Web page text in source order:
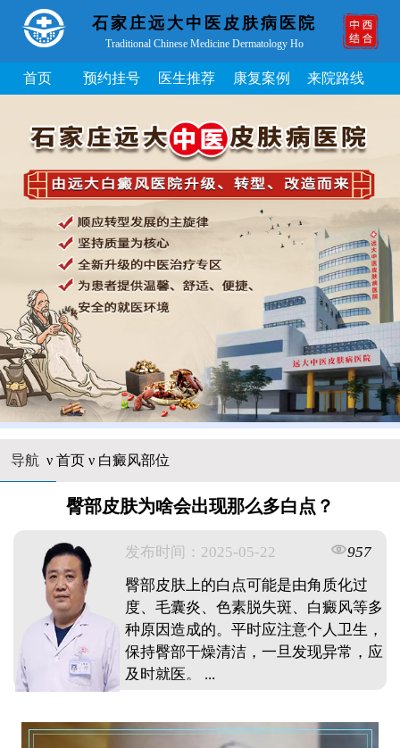
石家庄远大中医皮肤病医院
Traditional Chinese Medicine Dermatology Ho
首页 预约挂号 医生推荐 康复案例 来院路线
导航 ν 首页ν 白癜风部位
臀部皮肤为啥会出现那么多白点？
发布时间：2025-05-22
957
臀部皮肤上的白点可能是由角质化过
度、毛囊炎、色素脱失斑、白癜风等多
种原因造成的。平时应注意个人卫生，
保持臀部干燥清洁，一旦发现异常，应
及时就医。 ...